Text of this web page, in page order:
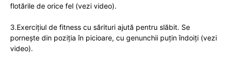
flotările de orice fel (vezi video).
3.Exercițiul de fitness cu sărituri ajută pentru slăbit. Se
pornește din poziția în picioare, cu genunchii puțin îndoiți (vezi
video).